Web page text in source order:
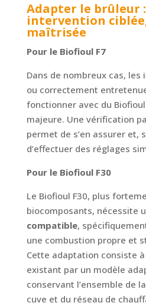
Adapter le brûleur
intervention
maîtrisée
Pour le Biofioul F7
Dans de nombreux cas,
ou correctement
fonctionner avec du
majeure. Une vérification
permet de s’en assurer et,
d’effectuer des réglages
Pour le Biofioul F30
Le Biofioul F30, plus
biocomposants, nécessite
compatible,
une combustion propre et
Cette adaptation consiste
existant par un modèle
conservant l’ensemble de
cuve et du réseau de